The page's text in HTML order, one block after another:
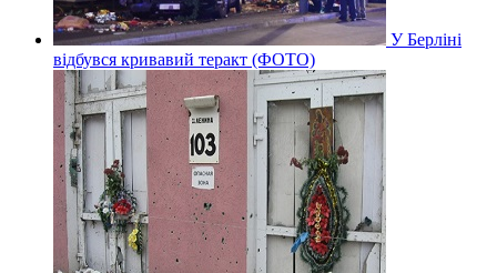
У Берліні
відбувся кривавий теракт (ФОТО)